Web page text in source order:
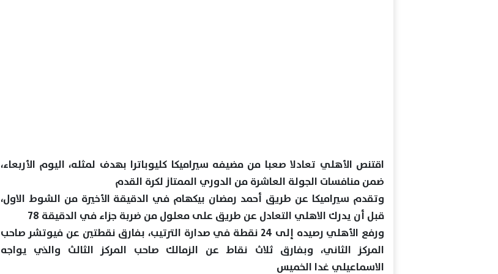
اقتنص الأهلي تعادلا صعبا من مضيفه سيراميكا كليوباترا بهدف لمثله، اليوم الأربعاء،
ضمن منافسات الجولة العاشرة من الدوري الممتاز لكرة القدم
وتقدم سيراميكا عن طريق أحمد رمضان بيكهام في الدقيقة الأخيرة من الشوط الاول،
قبل أن يدرك الاهلي التعادل عن طريق على معلول من ضربة جزاء في الدقيقة 78
ورفع الأهلي رصيده إلى 24 نقطة في صدارة الترتيب، بفارق نقطتين عن فيوتشر صاحب
المركز الثاني، وبفارق ثلاث نقاط عن الزمالك صاحب المركز الثالث والذي يواجه
الاسماعيلي غدا الخميس